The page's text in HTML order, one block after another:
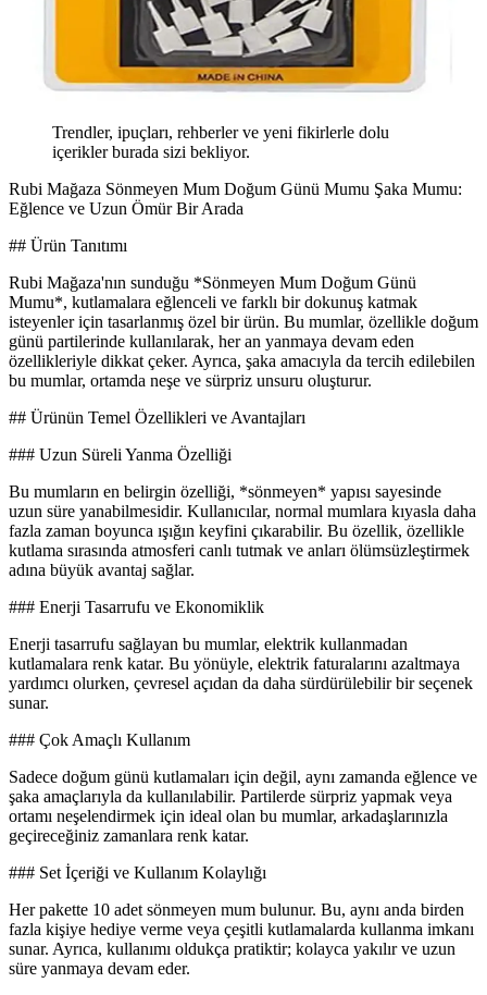
Trendler, ipuçları, rehberler ve yeni fikirlerle dolu
içerikler burada sizi bekliyor.
Rubi Mağaza Sönmeyen Mum Doğum Günü Mumu Şaka Mumu:
Eğlence ve Uzun Ömür Bir Arada
## Ürün Tanıtımı
Rubi Mağaza'nın sunduğu *Sönmeyen Mum Doğum Günü
Mumu*, kutlamalara eğlenceli ve farklı bir dokunuş katmak
isteyenler için tasarlanmış özel bir ürün. Bu mumlar, özellikle doğum
günü partilerinde kullanılarak, her an yanmaya devam eden
özellikleriyle dikkat çeker. Ayrıca, şaka amacıyla da tercih edilebilen
bu mumlar, ortamda neşe ve sürpriz unsuru oluşturur.
## Ürünün Temel Özellikleri ve Avantajları
### Uzun Süreli Yanma Özelliği
Bu mumların en belirgin özelliği, *sönmeyen* yapısı sayesinde
uzun süre yanabilmesidir. Kullanıcılar, normal mumlara kıyasla daha
fazla zaman boyunca ışığın keyfini çıkarabilir. Bu özellik, özellikle
kutlama sırasında atmosferi canlı tutmak ve anları ölümsüzleştirmek
adına büyük avantaj sağlar.
### Enerji Tasarrufu ve Ekonomiklik
Enerji tasarrufu sağlayan bu mumlar, elektrik kullanmadan
kutlamalara renk katar. Bu yönüyle, elektrik faturalarını azaltmaya
yardımcı olurken, çevresel açıdan da daha sürdürülebilir bir seçenek
sunar.
### Çok Amaçlı Kullanım
Sadece doğum günü kutlamaları için değil, aynı zamanda eğlence ve
şaka amaçlarıyla da kullanılabilir. Partilerde sürpriz yapmak veya
ortamı neşelendirmek için ideal olan bu mumlar, arkadaşlarınızla
geçireceğiniz zamanlara renk katar.
### Set İçeriği ve Kullanım Kolaylığı
Her pakette 10 adet sönmeyen mum bulunur. Bu, aynı anda birden
fazla kişiye hediye verme veya çeşitli kutlamalarda kullanma imkanı
sunar. Ayrıca, kullanımı oldukça pratiktir; kolayca yakılır ve uzun
süre yanmaya devam eder.